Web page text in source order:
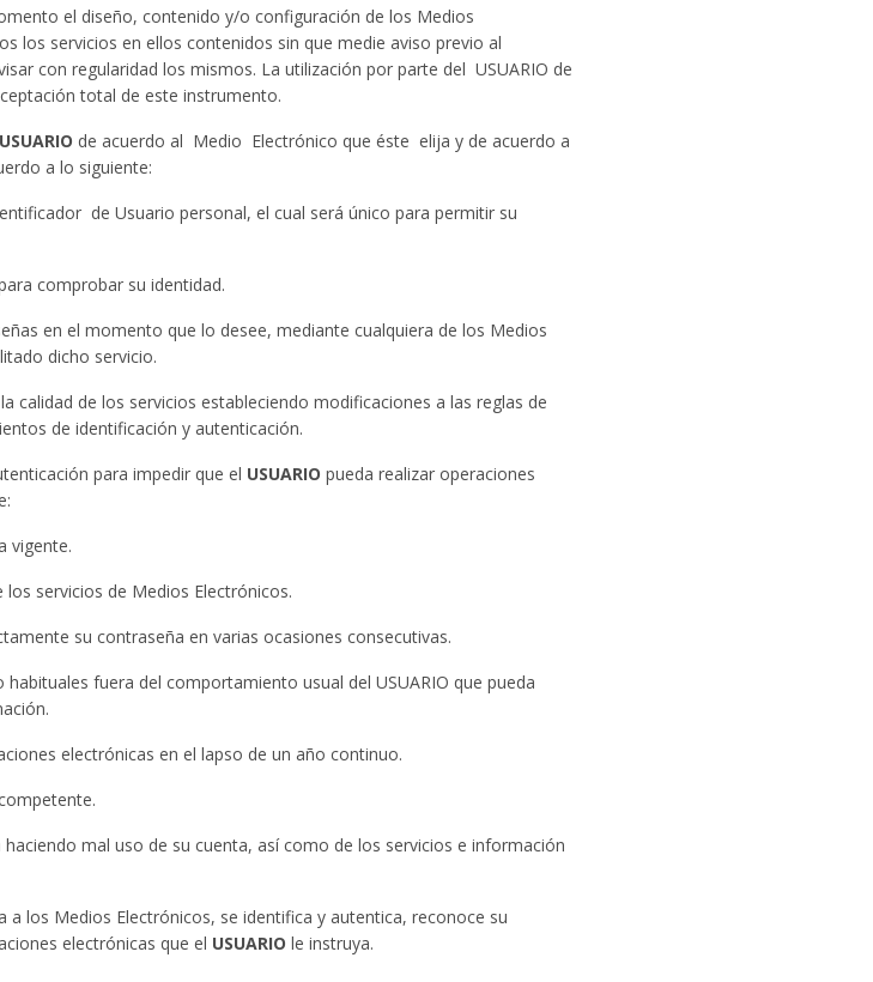
el diseño, contenido y/o configuración de los Medios
los servicios en ellos contenidos sin que medie aviso previo al
con regularidad los mismos. La utilización por parte del USUARIO de
total de este instrumento.
USUARIO de acuerdo al Medio Electrónico que éste elija y de acuerdo a
a lo siguiente:
de Usuario personal, el cual será único para permitir su
comprobar su identidad.
en el momento que lo desee, mediante cualquiera de los Medios
dicho servicio.
calidad de los servicios estableciendo modificaciones a las reglas de
de identificación y autenticación.
para impedir que el USUARIO pueda realizar operaciones
vigente.
los servicios de Medios Electrónicos.
su contraseña en varias ocasiones consecutivas.
fuera del comportamiento usual del USUARIO que pueda
electrónicas en el lapso de un año continuo.
haciendo mal uso de su cuenta, así como de los servicios e información
a los Medios Electrónicos, se identifica y autentica, reconoce su
electrónicas que el USUARIO le instruya.